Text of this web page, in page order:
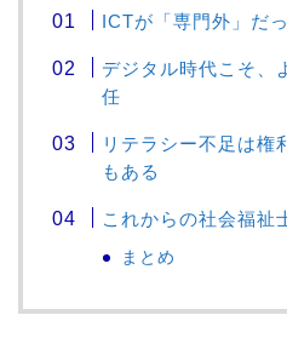
ICTが「専門外」だ
デジタル時代こそ、
任
リテラシー不足は権
もある
これからの社会福祉
まとめ